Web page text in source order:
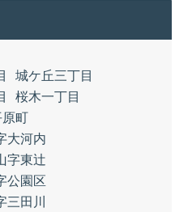
城ケ丘三丁目
桜木一丁目
原町
大河内
字東辻
公園区
三田川